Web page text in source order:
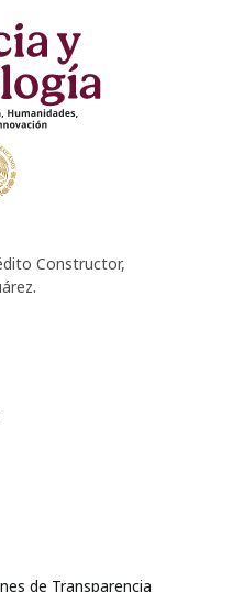
Constructor,
de Transparencia